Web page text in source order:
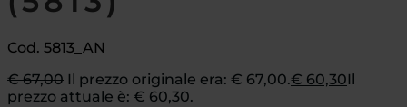
Cod. 5813_AN
€67,00 Il prezzo originale era: € 67,00.€ 60,30Il
prezzo attuale è: € 60,30.